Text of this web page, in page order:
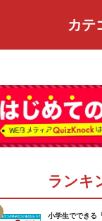
カテ
ランキ
小学生でできる